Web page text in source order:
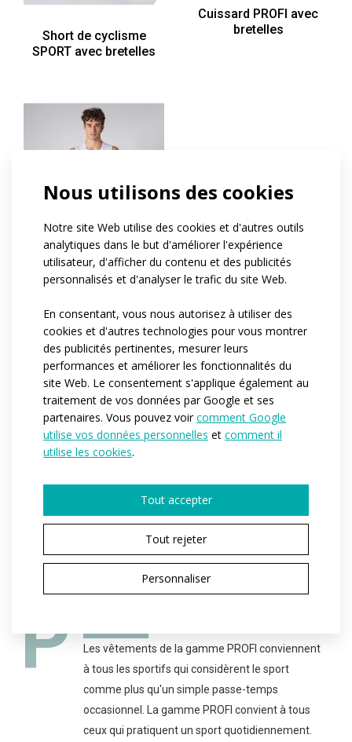
Nous utilisons des cookies
Notre site Web utilise des cookies et d'autres outils
analytiques dans le but d'améliorer l'expérience
utilisateur, d'afficher du contenu et des publicités
personnalisés et d'analyser le trafic du site Web.
En consentant, vous nous autorisez à utiliser des
cookies et d'autres technologies pour vous montrer
des publicités pertinentes, mesurer leurs
performances et améliorer les fonctionnalités du
site Web. Le consentement s'applique également au
traitement de vos données par Google et ses
partenaires. Vous pouvez voircomment Google
utilise vos données personnelles et comment il
utilise les cookies.
Tout accepter
Tout rejeter
Personnaliser
Short de cyclisme
SPORT avec bretelles
Cuissard PROFI avec
bretelles
Short de cyclisme
SPORT
S SPORT
Si vous débutez dans le sport et que vous ne
rapport qualité/prix. Les vêtements conviennent
participent qu'à quelques compétitions par
P
Les vêtements de la gamme PROFI conviennent
à tous les sportifs qui considèrent le sport
comme plus qu'un simple passe-temps
occasionnel. La gamme PROFI convient à tous
ceux qui pratiquent un sport quotidiennement.